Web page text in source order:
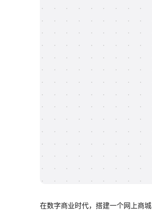
在数字商业时代，搭建一个网上商